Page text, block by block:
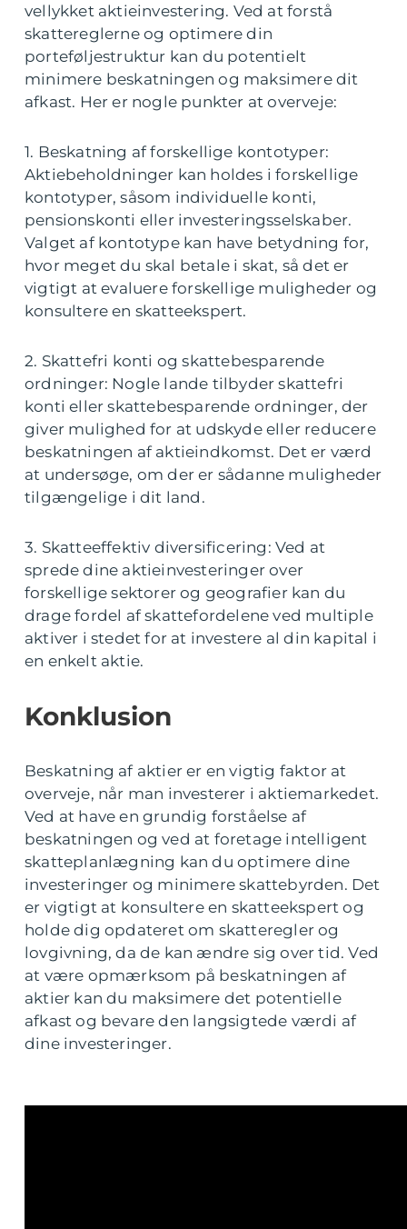
vellykket aktieinvestering. Ved at forstå
skattereglerne og optimere din
porteføljestruktur kan du potentielt
minimere beskatningen og maksimere dit
afkast. Her er nogle punkter at overveje:
1. Beskatning af forskellige kontotyper:
Aktiebeholdninger kan holdes i forskellige
kontotyper, såsom individuelle konti,
pensionskonti eller investeringsselskaber.
Valget af kontotype kan have betydning for,
hvor meget du skal betale i skat, så det er
vigtigt at evaluere forskellige muligheder og
konsultere en skatteekspert.
2. Skattefri konti og skattebesparende
ordninger: Nogle lande tilbyder skattefri
konti eller skattebesparende ordninger, der
giver mulighed for at udskyde eller reducere
beskatningen af aktieindkomst. Det er værd
at undersøge, om der er sådanne muligheder
tilgængelige i dit land.
3. Skatteeffektiv diversificering: Ved at
sprede dine aktieinvesteringer over
forskellige sektorer og geografier kan du
drage fordel af skattefordelene ved multiple
aktiver i stedet for at investere al din kapital i
en enkelt aktie.
Konklusion
Beskatning af aktier er en vigtig faktor at
overveje, når man investerer i aktiemarkedet.
Ved at have en grundig forståelse af
beskatningen og ved at foretage intelligent
skatteplanlægning kan du optimere dine
investeringer og minimere skattebyrden. Det
er vigtigt at konsultere en skatteekspert og
holde dig opdateret om skatteregler og
lovgivning, da de kan ændre sig over tid. Ved
at være opmærksom på beskatningen af
aktier kan du maksimere det potentielle
afkast og bevare den langsigtede værdi af
dine investeringer.